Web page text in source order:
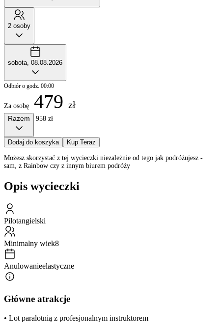
2 osoby
sobota, 08.08.2026
Odbiór o godz. 00:00
Za osobę 479 zł
Razem 958 zł
Dodaj do koszyka Kup Teraz
Możesz skorzystać z tej wycieczki niezależnie od tego jak podróżujesz -
sam, z Rainbow czy z innym biurem podróży
Opis wycieczki
Pilotangielski
Minimalny wiek8
Anulowanieelastyczne
Główne atrakcje
• Lot paralotnią z profesjonalnym instruktorem